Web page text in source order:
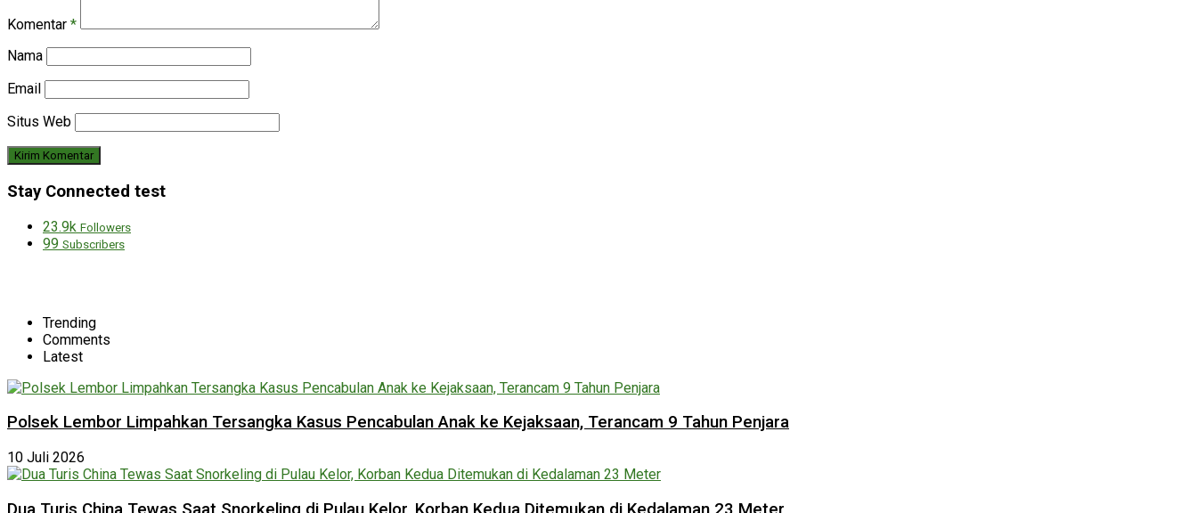
Komentar *
Nama
Email
Situs Web
Stay Connected test
23.9k Followers
99 Subscribers
Trending
Comments
Latest
Polsek Lembor Limpahkan Tersangka Kasus Pencabulan Anak ke Kejaksaan, Terancam 9 Tahun Penjara
10 Juli 2026